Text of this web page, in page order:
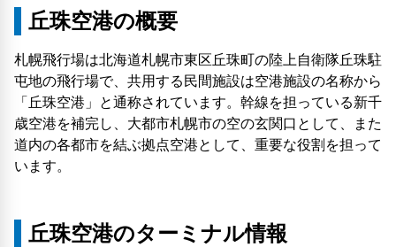
丘珠空港の概要
札幌飛行場は北海道札幌市東区丘珠町の陸上自衛隊丘珠駐
屯地の飛行場で、共用する民間施設は空港施設の名称から
「丘珠空港」と通称されています。幹線を担っている新千
歳空港を補完し、大都市札幌市の空の玄関口として、また
道内の各都市を結ぶ拠点空港として、重要な役割を担って
います。
丘珠空港のターミナル情報